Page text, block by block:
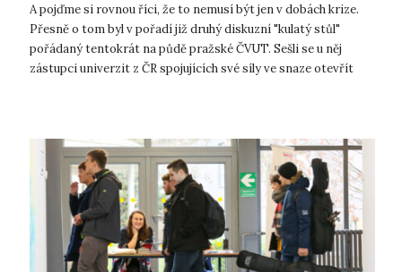
A pojďme si rovnou říci, že to nemusí být jen v dobách krize.
Přesně o tom byl v pořadí již druhý diskuzní "kulatý stůl"
pořádaný tentokrát na půdě pražské ČVUT. Sešli se u něj
zástupci univerzit z ČR spojujících své síly ve snaze otevřít